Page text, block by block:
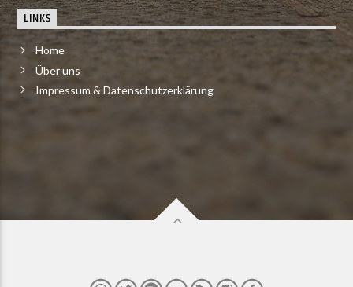
LINKS
Home
Über uns
Impressum & Datenschutzerklärung